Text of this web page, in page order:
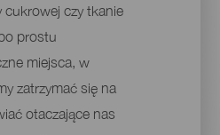
cukrowej czy tkanie
prostu
miejsca, w
zatrzymać się na
otaczające nas